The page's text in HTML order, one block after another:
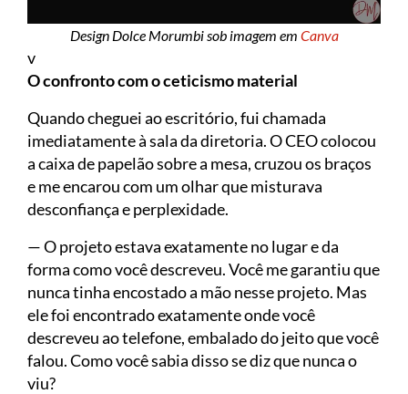
Design Dolce Morumbi sob imagem em Canva
v
O confronto com o ceticismo material
Quando cheguei ao escritório, fui chamada
imediatamente à sala da diretoria. O CEO colocou
a caixa de papelão sobre a mesa, cruzou os braços
e me encarou com um olhar que misturava
desconfiança e perplexidade.
— O projeto estava exatamente no lugar e da
forma como você descreveu. Você me garantiu que
nunca tinha encostado a mão nesse projeto. Mas
ele foi encontrado exatamente onde você
descreveu ao telefone, embalado do jeito que você
falou. Como você sabia disso se diz que nunca o
viu?